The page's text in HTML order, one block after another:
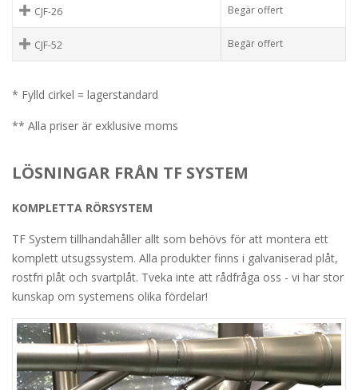
CJF-26 Begär offert
CJF-52 Begär offert
* Fylld cirkel = lagerstandard
** Alla priser är exklusive moms
LÖSNINGAR FRÅN TF SYSTEM
KOMPLETTA RÖRSYSTEM
TF System tillhandahåller allt som behövs för att montera ett
komplett utsugssystem. Alla produkter finns i galvaniserad plåt,
rostfri plåt och svartplåt. Tveka inte att rådfråga oss - vi har stor
kunskap om systemens olika fördelar!